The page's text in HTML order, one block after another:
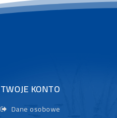
TWOJE KONTO
Dane osobowe